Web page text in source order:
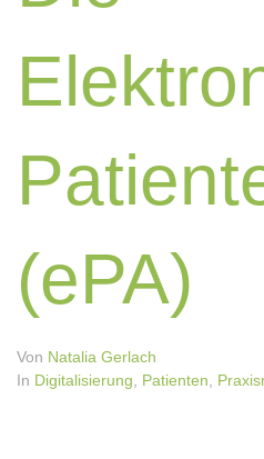
(ePA)
Von Natalia Gerlach
In Digitalisierung Patienten